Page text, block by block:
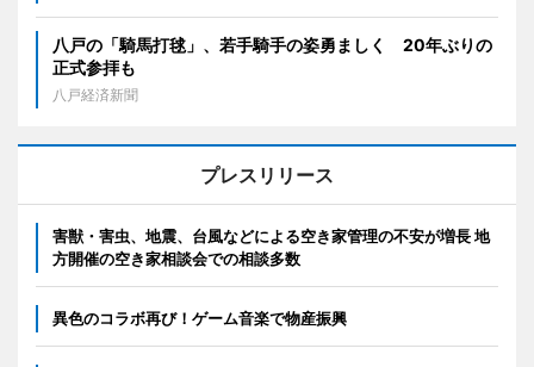
八戸の「騎馬打毬」、若手騎手の姿勇ましく 20年ぶりの
正式参拝も
八戸経済新聞
プレスリリース
害獣・害虫、地震、台風などによる空き家管理の不安が増長 地
方開催の空き家相談会での相談多数
異色のコラボ再び！ゲーム音楽で物産振興